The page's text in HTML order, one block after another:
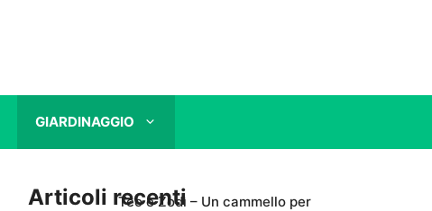
GIARDINAGGIO
Articoli recentiTeo e Zodì – Un cammello per